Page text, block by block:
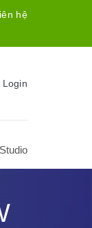
hệ
Login